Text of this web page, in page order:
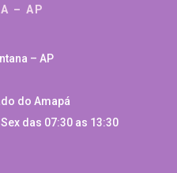
– AP
– AP
do Amapá
das 07:30 as 13:30